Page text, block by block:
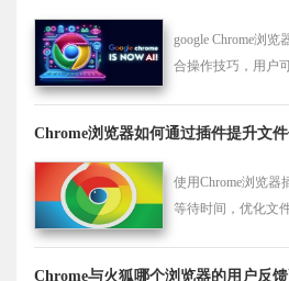
google Chrome浏
合操作技巧，用户
Chrome浏览器如何通过插件提升文
使用Chrome浏览
等待时间，优化文
Chrome与火狐哪个浏览器的用户反